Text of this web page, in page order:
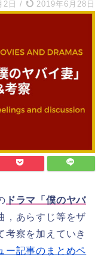
2日 / 2019年6月28日
ドラマ「僕のヤバ
，あらすじ等をザ
考察を加えていき
ー記事のまとめペ